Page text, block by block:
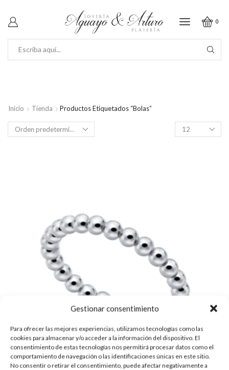
Gestionar consentimiento
Para ofrecer las mejores experiencias, utilizamos tecnologías como las
cookies para almacenar y/o acceder a la información del dispositivo. El
consentimiento de estas tecnologías nos permitirá procesar datos como el
comportamiento de navegación o las identificaciones únicas en este sitio.
No consentir o retirar el consentimiento, puede afectar negativamente a
0
Inicio Tienda Productos Etiquetados “Bolas”
Productos
por